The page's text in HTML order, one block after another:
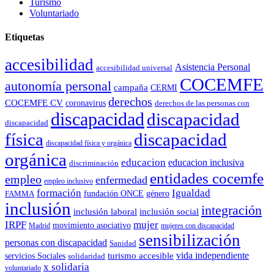
Turismo
Voluntariado
Etiquetas
accesibilidad accesibilidad universal Asistencia Personal
autonomía personal campaña CERMI COCEMFE
COCEMFE CV coronavirus derechos derechos de las personas con
discapacidad discapacidad discapacidad
física discapacidad física y orgánica discapacidad
orgánica discriminación educacion educacion inclusiva
empleo empleo inclusivo enfermedad entidades cocemfe
FAMMA formación fundación ONCE género Igualdad
inclusión inclusión laboral inclusión social integración
IRPF Madrid movimiento asociativo mujer mujeres con discapacidad
personas con discapacidad Sanidad sensibilización
servicios Sociales solidaridad turismo accesible vida independiente
voluntariado x solidaria